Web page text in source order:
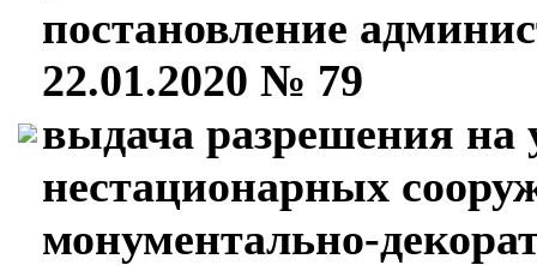
постановление
22.01.2020 № 79
выдача разрешения на
нестационарных
монументально-